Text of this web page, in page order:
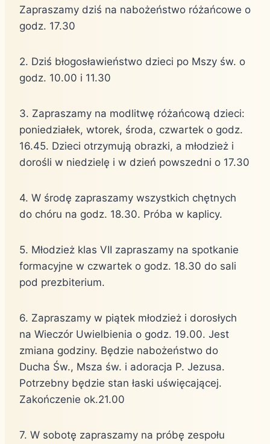
Zapraszamy dziś na nabożeństwo różańcowe o
godz. 17.30
2. Dziś błogosławieństwo dzieci po Mszy św. o
godz. 10.00 i 11.30
3. Zapraszamy na modlitwę różańcową dzieci:
poniedziałek, wtorek, środa, czwartek o godz.
16.45. Dzieci otrzymują obrazki, a młodzież i
dorośli w niedzielę i w dzień powszedni o 17.30
4. W środę zapraszamy wszystkich chętnych
do chóru na godz. 18.30. Próba w kaplicy.
5. Młodzież klas VII zapraszamy na spotkanie
formacyjne w czwartek o godz. 18.30 do sali
pod prezbiterium.
6. Zapraszamy w piątek młodzież i dorosłych
na Wieczór Uwielbienia o godz. 19.00. Jest
zmiana godziny. Będzie nabożeństwo do
Ducha Św., Msza św. i adoracja P. Jezusa.
Potrzebny będzie stan łaski uświęcającej.
Zakończenie ok.21.00
7. W sobotę zapraszamy na próbę zespołu